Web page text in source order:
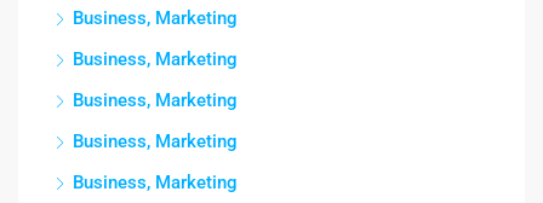
Business, Marketing
Business, Marketing
Business, Marketing
Business, Marketing
Business, Marketing